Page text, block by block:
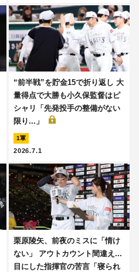
“前半戦”を貯金15で折り返し 大
量得点で大勝も小久保監督はピ
シャリ「先発投手の整備がない
限り...」
1軍
2026.7.1
栗原陵矢、前夜のミスに「情け
ない」 アウトカウント間違え...
目にした指揮官の苦言「寝られ